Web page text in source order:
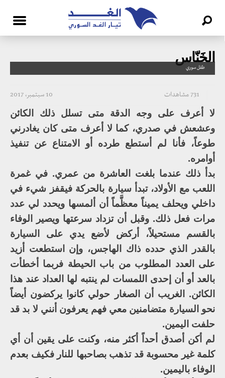
الخَنّاس
طفل سوري
10 سبتمبر، 2017 731 مشاهدات
لا أعرف على وجه الدقة متى تسلل ذلك الكائن
وعشعش في صدري، كما لا أعرف متى كان يغادرني
طوعاً، فأنا لم أستطع طرده أو الامتناع عن تنفيذ
أوامره.
بدأ ذلك عندما بلغت العاشرة من عمري. في غمرة
اللعب مع الأولاد، تبدأ سيارة بالحركة فيقفز شيء في
داخلي ويحلف يميناً معظَّماً أن ألمسها ويحدد لي عدد
مرات فعل ذلك. وقبل أن تزداد سرعتها ويصير الوفاء
بالقسم مستحيلاً، أركض لأضع يدي على السيارة
بالقدر الذي حدده ذاك الهاجس، وإن استطعت أزيد
على العدد المطلوب من باب الحيطة فربما أخطأت
بالعد أو أن إحدى اللمسات لم ينتبه لها العداد عند هذا
الكائن. الغريب أن الصغار حولي كانوا يركضون أيضاً
نحو السيارة متضامنين معي فهم يعرفون أنني لا بد قد
حلفت اليمين.
لم أكن أصدق أحداً أكثر منه، وكنت على يقين أن أي
كلمة غير محسوبة قد تذهب بصاحبها للنار فكيف بعدم
الوفاء باليمين.